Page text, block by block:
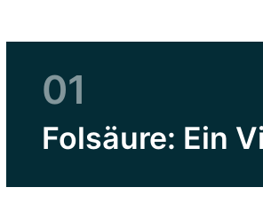
01
Folsäure: Ein